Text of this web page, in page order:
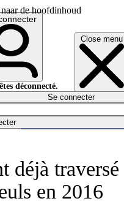
de hoofdinhoud
Close menu
déconnecté.
Se connecter
déjà traversé
en 2016